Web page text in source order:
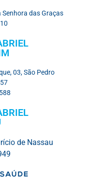
Senhora das Graças
03, São Pedro
de Nassau